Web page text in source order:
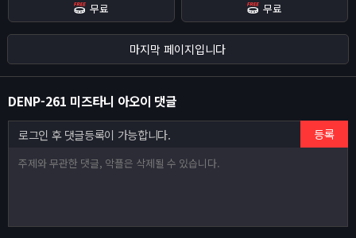
무료 무료
마지막 페이지입니다
DENP-261 미즈타니 아오이 댓글
로그인 후 댓글등록이 가능합니다. 등록